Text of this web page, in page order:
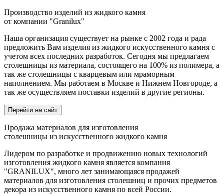
Производство изделий из жидкого камня
от компании "Granilux"
Наша организация существует на рынке с 2002 года и рада
предложить Вам изделия из жидкого искусственного камня с
учетом всех последних разработок. Сегодня мы предлагаем
столешницы из материала, состоящего на 100% из полимера, а
так же столешницы с кварцевым или мраморным
наполнением. Мы работаем в Москве и Нижнем Новгороде, а
так же осуществляем поставки изделий в другие регионы.
Перейти на сайт
Продажа материалов для изготовления
столешницы из искусственного жидкого камня
Лидером по разработке и продвижению новых технологий
изготовления жидкого камня является компания
"GRANILUX", много лет занимающаяся продажей
материалов для изготовления столешниц и прочих предметов
декора из искусственного камня по всей России.